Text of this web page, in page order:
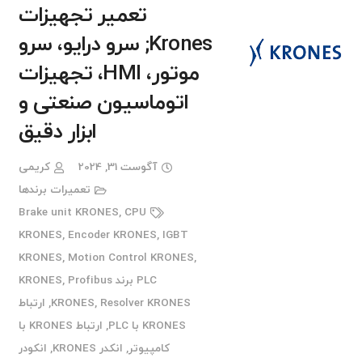
تعمیر تجهیزات
Krones; سرو درایو، سرو
موتور، HMI، تجهیزات
اتوماسیون صنعتی و
ابزار دقیق
آگوست 31, 2024
کریمی
تعمیرات برندها
Brake unit KRONES, CPU
KRONES, Encoder KRONES, IGBT
KRONES, Motion Control KRONES,
PLC برند KRONES
, Profibus
KRONES, Resolver KRONES
, ارتباط
KRONES با PLC
,
ارتباط KRONES با
کامپیوتر, انکدر KRONES , انکودر